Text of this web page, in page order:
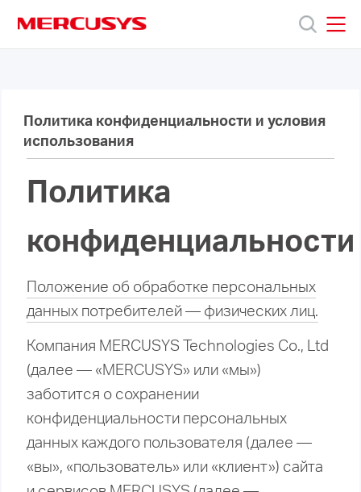
Поддержка
Политика конфиденциальности и условия
использования
Политика
конфиденциальности
Положение об обработке персональных
данных потребителей — физических лиц.
Компания MERCUSYS Technologies Co., Ltd
(далее — «MERCUSYS» или «мы»)
заботится о сохранении
конфиденциальности персональных
данных каждого пользователя (далее —
«вы», «пользователь» или «клиент») сайта